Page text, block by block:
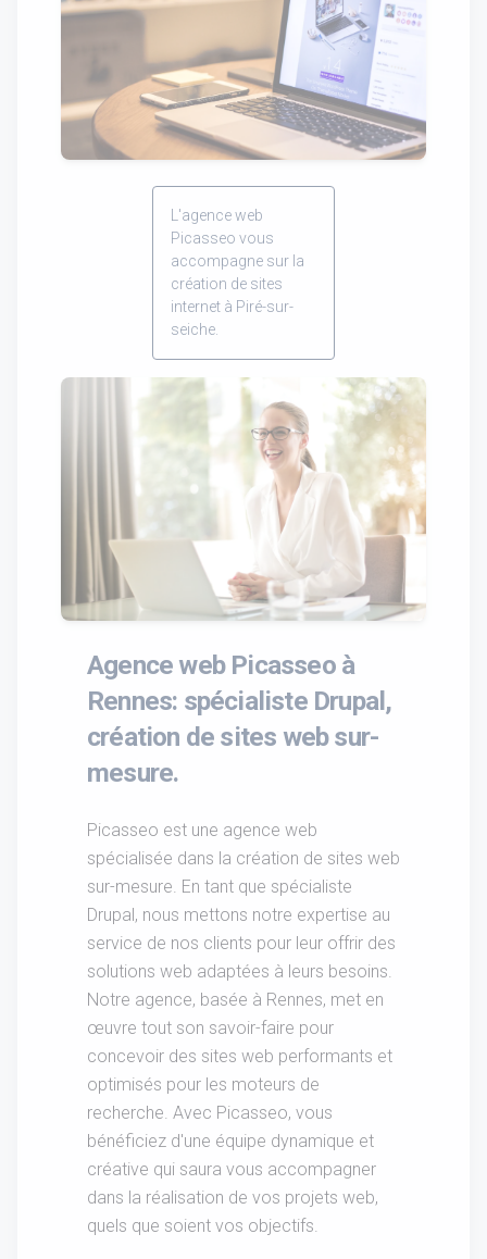
L'agence web
Picasseo vous
accompagne sur la
création de sites
internet à Piré-sur-
seiche.
Agence web Picasseo à
Rennes: spécialiste Drupal,
création de sites web sur-
mesure.
Picasseo est une agence web
spécialisée dans la création de sites web
sur-mesure. En tant que spécialiste
Drupal, nous mettons notre expertise au
service de nos clients pour leur offrir des
solutions web adaptées à leurs besoins.
Notre agence, basée à Rennes, met en
œuvre tout son savoir-faire pour
concevoir des sites web performants et
optimisés pour les moteurs de
recherche. Avec Picasseo, vous
bénéficiez d'une équipe dynamique et
créative qui saura vous accompagner
dans la réalisation de vos projets web,
quels que soient vos objectifs.